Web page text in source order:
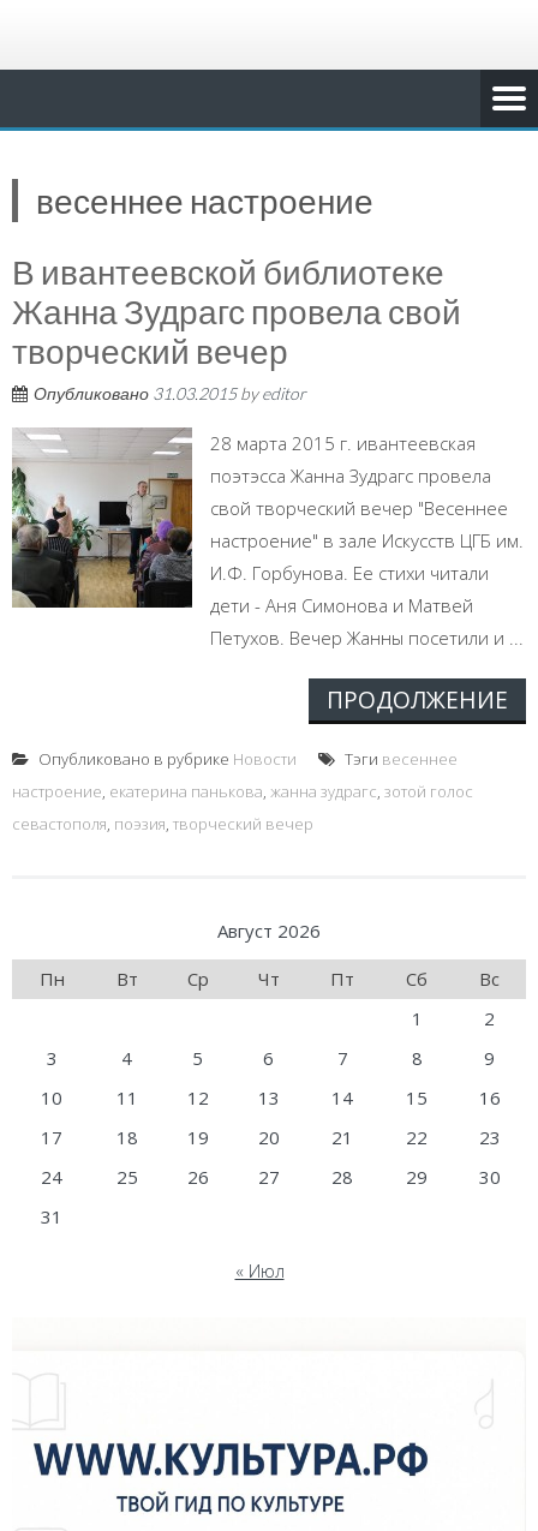
весеннее настроение
В ивантеевской библиотеке
Жанна Зудрагс провела свой
творческий вечер
Опубликовано 31.03.2015byeditor
28 марта 2015 г. ивантеевская
поэтэсса Жанна Зудрагс провела
свой творческий вечер "Весеннее
настроение" в зале Искусств ЦГБ им.
И.Ф. Горбунова. Ее стихи читали
дети - Аня Симонова и Матвей
Петухов. Вечер Жанны посетили и ...
ПРОДОЛЖЕНИЕ
Опубликовано в рубрике Новости Тэги весеннее
настроение, екатерина панькова, жанна зудрагс, зотой голос
севастополя, поэзия, творческий вечер
Август 2026
Пн
Вт Ср Чт Пт Сб
Вс
1
2
3
4 5 6 7 8
9
10
11 12 13 14 15
16
17
18 19 20 21 22
23
24
25 26 27 28 29
30
31
« Июл